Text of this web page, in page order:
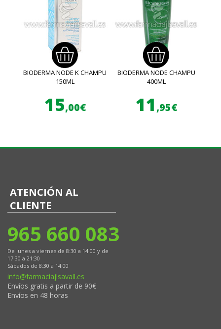
BIODERMA NODE K CHAMPU
150ML
15,00€
BIODERMA NODE CHAMPU
400ML
11 ,95€
ATENCIÓN AL
CLIENTE
965 660 083
De lunes a viernes de 8:30 a 14:00 y de
17:30 a 21:30
Sábados de 8:30 a 14:00
info@farmaciajlsavall.es
Envíos gratis a partir de 90€
Envíos en 48 horas